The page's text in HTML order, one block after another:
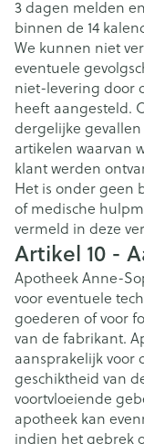
3 dagen melden
binnen de 14
We kunnen niet
eventuele
niet-levering door
heeft aangesteld.
dergelijke
artikelen waarvan
klant werden
Het is onder geen
of medische
vermeld in deze
Artikel 10 -
Apotheek Anne-
voor eventuele
goederen of voor
van de fabrikant.
aansprakelijk voor
geschiktheid van
voortvloeiende
apotheek kan
indien het gebrek